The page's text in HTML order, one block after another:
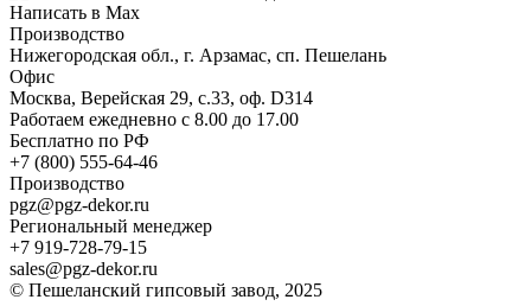
Написать в Max
Производство
Нижегородская обл., г. Арзамас, сп. Пешелань
Офис
Москва, Верейская 29, с.33, оф. D314
Работаем ежедневно с 8.00 до 17.00
Бесплатно по РФ
+7 (800) 555-64-46
Производство
pgz@pgz-dekor.ru
Региональный менеджер
+7 919-728-79-15
sales@pgz-dekor.ru
© Пешеланский гипсовый завод, 2025